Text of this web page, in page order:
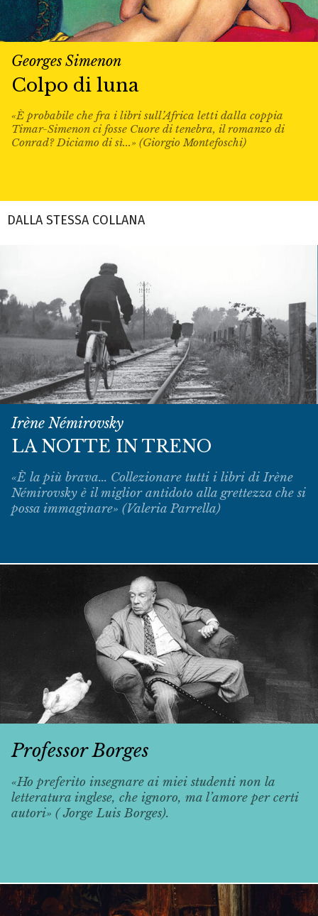
Georges Simenon
Colpo di luna
«È probabile che fra i libri sull’Africa letti dalla coppia
Timar-Simenon ci fosse Cuore di tenebra, il romanzo di
Conrad? Diciamo di sì...» (Giorgio Montefoschi)
DALLA STESSA COLLANA
Irène Némirovsky
LA NOTTE IN TRENO
«È la più brava... Collezionare tutti i libri di Irène
Némirovsky è il miglior antidoto alla grettezza che si
possa immaginare» (Valeria Parrella)
Professor Borges
«Ho preferito insegnare ai miei studenti non la
letteratura inglese, che ignoro, ma l’amore per certi
autori» ( Jorge Luis Borges).